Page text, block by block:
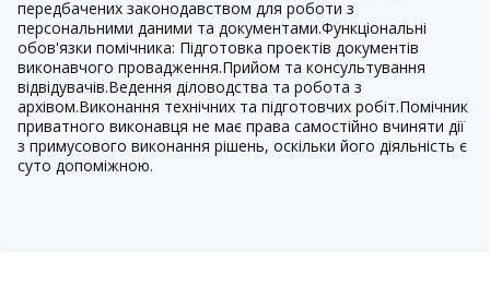
передбачених законодавством для роботи з
персональними даними та документами.Функціональні
обов'язки помічника: Підготовка проектів документів
виконавчого провадження.Прийом та консультування
відвідувачів.Ведення діловодства та робота з
архівом.Виконання технічних та підготовчих робіт.Помічник
приватного виконавця не має права самостійно вчиняти дії
з примусового виконання рішень, оскільки його діяльність є
суто допоміжною.